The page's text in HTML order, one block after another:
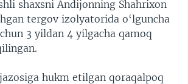
shaxsni Andijonning Shahrixon
tergov izolyatorida o‘lguncha
3 yildan 4 yilgacha qamoq
hukm etilgan qoraqalpoq